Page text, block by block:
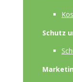
Schutz